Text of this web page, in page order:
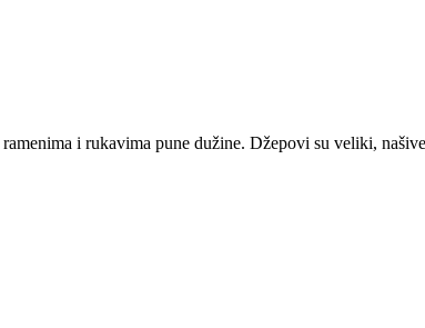
i rukavima pune dužine. Džepovi su veliki,